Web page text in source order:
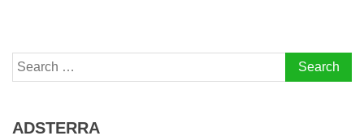
Search
for:
ADSTERRA